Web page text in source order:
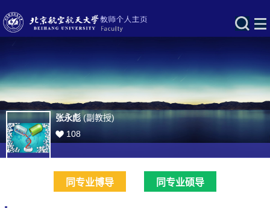
张永彪(副教授)
108
同专业博导 同专业硕导